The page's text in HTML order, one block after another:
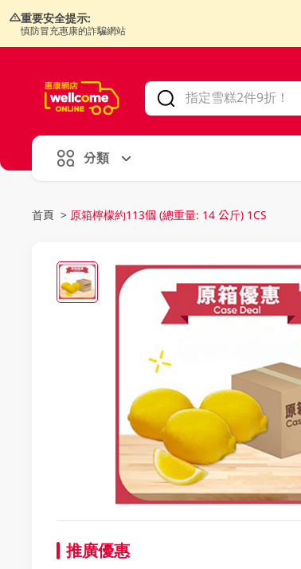
重要安全提示:
慎防冒充惠康的詐騙網站
分類
首頁 > 原箱檸檬約113個 (總重量: 14 公斤) 1CS
推廣優惠